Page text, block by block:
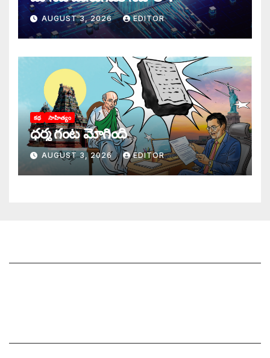
AUGUST 3, 2026 EDITOR
కథ సాహిత్యం
ధర్మ గంట మోగింది
AUGUST 3, 2026 EDITOR